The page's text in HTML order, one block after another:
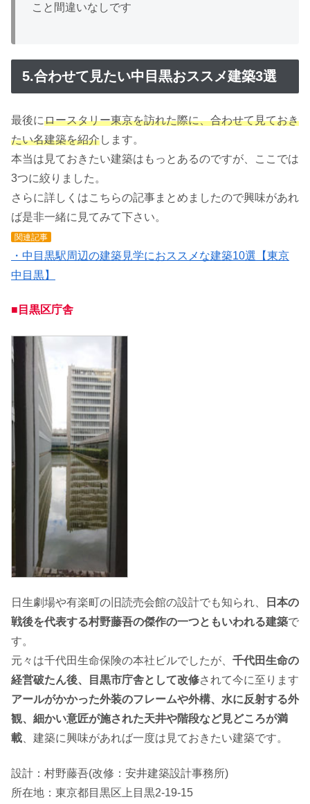
こと間違いなしです
5.合わせて見たい中目黒おススメ建築3選
最後にロースタリー東京を訪れた際に、合わせて見ておき
たい名建築を紹介します。
本当は見ておきたい建築はもっとあるのですが、ここでは
3つに絞りました。
さらに詳しくはこちらの記事まとめましたので興味があれ
ば是非一緒に見てみて下さい。
関連記事
・中目黒駅周辺の建築見学におススメな建築10選【東京
中目黒】
■目黒区庁舎
日生劇場や有楽町の旧読売会館の設計でも知られ、
日本の
戦後を代表する村野藤吾の傑作の一つともいわれる建築で
す。
元々は千代田生命保険の本社ビルでしたが、 千代田生命の
経営破たん後、目黒市庁舎として改修されて今に至ります
アールがかかった外装のフレームや外構、水に反射する外
観、細かい意匠が施された天井や階段など見どころが満
載 、建築に興味があれば一度は見ておきたい建築です。
設計：村野藤吾(改修：安井建築設計事務所)
所在地：東京都目黒区上目黒2-19-15